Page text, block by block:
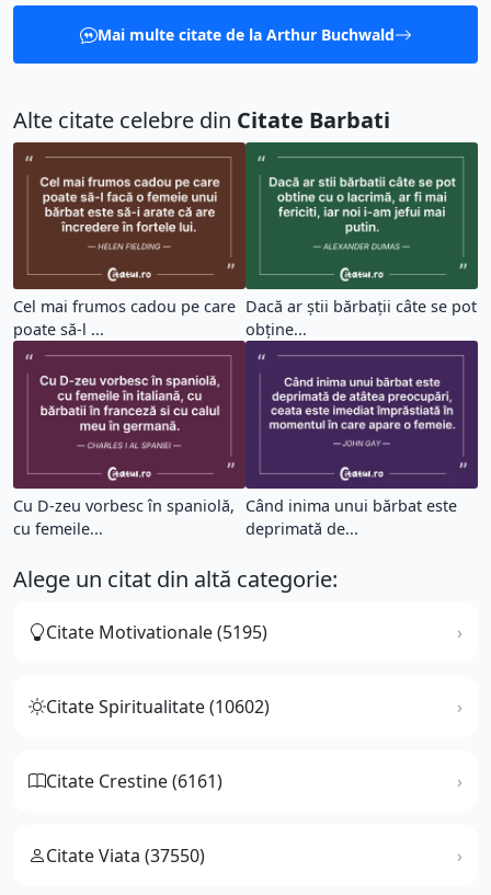
Mai multe citate de la Arthur Buchwald
Alte citate celebre din Citate Barbati
Cel mai frumos cadou pe care
poate să-l ...
Dacă ar știi bărbații câte se pot
obține...
Cu D-zeu vorbesc în spaniolă,
cu femeile...
Când inima unui bărbat este
deprimată de...
Alege un citat din altă categorie:
Citate Motivationale (5195)
Citate Spiritualitate (10602)
Citate Crestine (6161)
Citate Viata (37550)